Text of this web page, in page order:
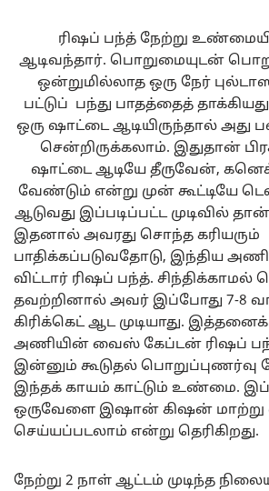
ரிஷப் பந்த் நேற்று
ஆடிவந்தார். பொறுமையுடன்
ஒன்றுமில்லாத ஒரு நேர்
பட்டுப் பந்து பாதத்தைத்
ஒரு ஷாட்டை ஆடியிருந்தால் அது
சென்றிருக்கலாம். இதுதான்
ஷாட்டை ஆடியே தீருவேன்,
வேண்டும் என்று முன் கூட்டியே
ஆடுவது இப்படிப்பட்ட முடிவில்
இதனால் அவரது சொந்த கரியரும்
பாதிக்கப்படுவதோடு, இந்திய
விட்டார் ரிஷப் பந்த். சிந்திக்காமல்
தவற்றினால் அவர் இப்போது 7-8
கிரிக்கெட் ஆட முடியாது.
அணியின் வைஸ் கேப்டன் ரிஷப்
இன்னும் கூடுதல்
இந்தக் காயம் காட்டும் உண்மை.
ஒருவேளை இஷான் கிஷன் மாற்று
செய்யப்படலாம் என்று தெரிகிறது.
நேற்று 2 நாள் ஆட்டம் முடிந்த